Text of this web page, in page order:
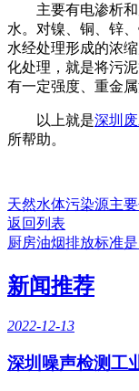
主要有电渗析和反
水。对镍、铜、锌
水经处理形成的浓
化处理，就是将污
有一定强度、重金
以上就是深圳
所帮助。
天然水体污染源主
返回列表
厨房油烟排放标准
新闻推荐
2022-12-13
深圳噪声检测工